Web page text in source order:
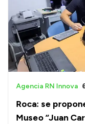
Roca: se
Museo “Juan
Agencia RN Innova